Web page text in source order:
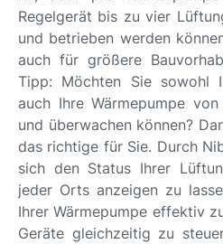
Regelgerät bis zu vier
und betrieben werden
auch für größere
Tipp: Möchten Sie sowohl
auch Ihre Wärmepumpe
und überwachen können?
das richtige für Sie. Durch
sich den Status Ihrer
jeder Orts anzeigen zu
Ihrer Wärmepumpe effektiv
Geräte gleichzeitig zu